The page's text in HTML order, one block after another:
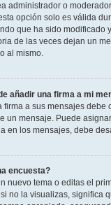
administrador o
opción solo es válida
que ha sido modificado
de las veces dejan un
al mismo.
añadir una firma a mi
firma a sus mensajes
un mensaje. Puede
en los mensajes, debe
encuesta?
nuevo tema o editas el
no la visualizas, significa